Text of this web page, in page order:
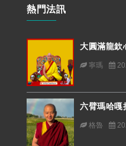
熱門法訊
大圓滿龍
寧瑪
六臂瑪哈嘎
格魯